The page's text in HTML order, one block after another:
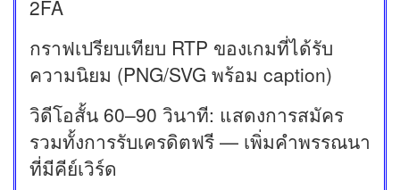
กราฟเปรียบเทียบ RTP ของเกมที่ได้รับ
ความนิยม (PNG/SVG พร้อม caption)
วิดีโอสั้น 60–90 วินาที: แสดงการสมัคร
รวมทั้งการรับเครดิตฟรี — เพิ่มคำพรรณนา
ที่มีคีย์เวิร์ด